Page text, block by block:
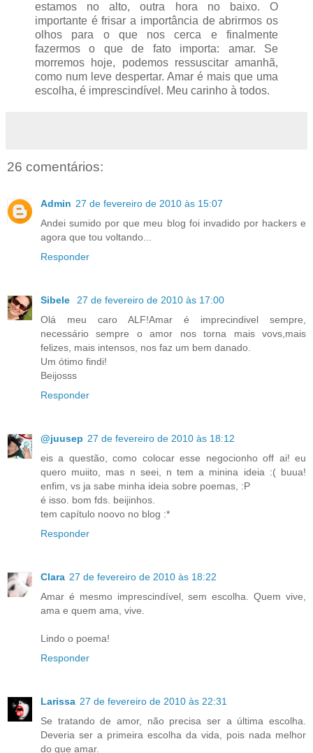
estamos no alto, outra hora no baixo. O
importante é frisar a importância de abrirmos os
olhos para o que nos cerca e finalmente
fazermos o que de fato importa: amar. Se
morremos hoje, podemos ressuscitar amanhã,
como num leve despertar. Amar é mais que uma
escolha, é imprescindível. Meu carinho à todos.
26 comentários:
Admin 27 de fevereiro de 2010 às 15:07
Andei sumido por que meu blog foi invadido por hackers e
agora que tou voltando...
Responder
Sibele
27 de fevereiro de 2010 às 17:00
Olá meu caro ALF!Amar é imprecindivel sempre,
necessário sempre o amor nos torna mais vovs,mais
felizes, mais intensos, nos faz um bem danado.
Um ótimo findi!
Beijosss
Responder
@juusep 27 de fevereiro de 2010 às 18:12
eis a questão, como colocar esse negocionho off ai! eu
quero muiito, mas n seei, n tem a minina ideia :( buua!
enfim, vs ja sabe minha ideia sobre poemas, :P
é isso. bom fds. beijinhos.
tem capítulo noovo no blog :*
Responder
Clara 27 de fevereiro de 2010 às 18:22
Amar é mesmo imprescindível, sem escolha. Quem vive,
ama e quem ama, vive.
Lindo o poema!
Responder
Larissa 27 de fevereiro de 2010 às 22:31
Se tratando de amor, não precisa ser a última escolha.
Deveria ser a primeira escolha da vida, pois nada melhor
do que amar.